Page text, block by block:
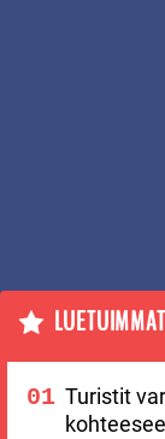
LUETUIMMAT
Turistit